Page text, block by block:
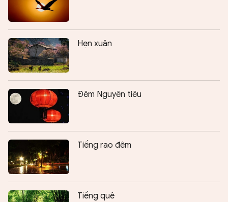
Hẹn xuân
Đêm Nguyên tiêu
Tiếng rao đêm
Tiếng quê